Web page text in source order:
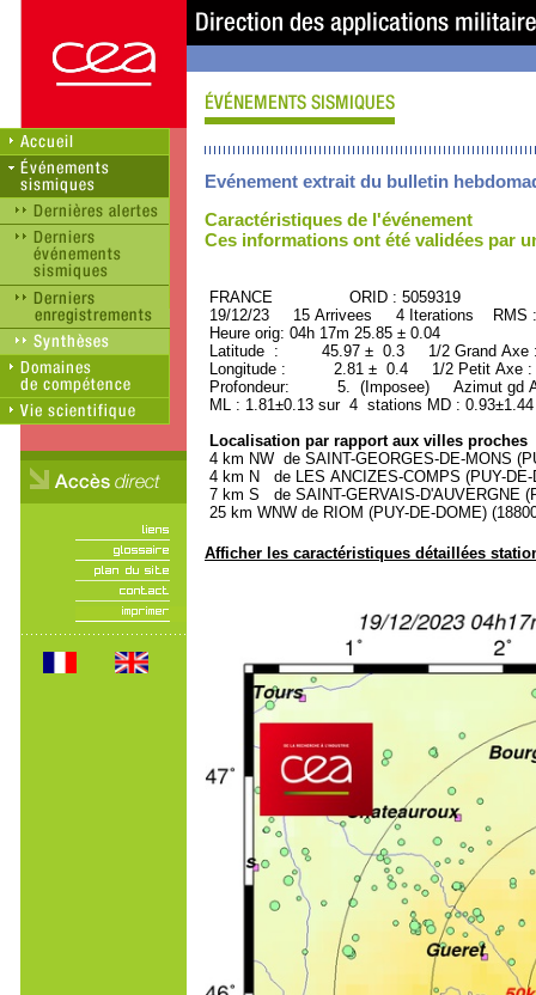
Evénement extrait du bulletin
Caractéristiques de l'événement
Ces informations ont été validées par
FRANCE ORID : 5059319
19/12/23 15 Arrivees 4 Iterations RMS
Heure orig: 04h 17m 25.85 ± 0.04
Latitude : 45.97 ± 0.3 1/2 Grand
Longitude : 2.81 ± 0.4 1/2 Petit Axe
Profondeur: 5. (Imposee) Azimut gd
ML : 1.81±0.13 sur 4 stations MD :
Localisation par rapport aux villes proches
4 km NW de SAINT-GEORGES-DE-MONS
4 km N de LES ANCIZES-COMPS (PUY-DE-
7 km S de SAINT-GERVAIS-D'AUVERGNE
25 km WNW de RIOM (PUY-DE-DOME)
Afficher les caractéristiques détaillées